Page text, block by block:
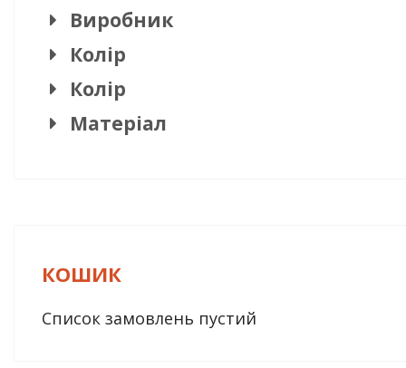
Виробник
Колір
Колір
Матеріал
КОШИК
Список замовлень пустий